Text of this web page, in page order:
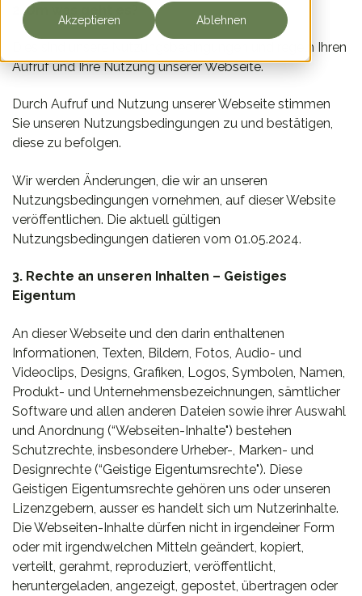
Akzeptieren Ablehnen
2. Um was geht es?
Dies sind unsere Nutzungsbedingungen und regeln Ihren
Aufruf und Ihre Nutzung unserer Webseite.
Durch Aufruf und Nutzung unserer Webseite stimmen
Sie unseren Nutzungsbedingungen zu und bestätigen,
diese zu befolgen.
Wir werden Änderungen, die wir an unseren
Nutzungsbedingungen vornehmen, auf dieser Website
veröffentlichen. Die aktuell gültigen
Nutzungsbedingungen datieren vom 01.05.2024.
3. Rechte an unseren Inhalten – Geistiges
Eigentum
An dieser Webseite und den darin enthaltenen
Informationen, Texten, Bildern, Fotos, Audio- und
Videoclips, Designs, Grafiken, Logos, Symbolen, Namen,
Produkt- und Unternehmensbezeichnungen, sämtlicher
Software und allen anderen Dateien sowie ihrer Auswahl
und Anordnung (“Webseiten-Inhalte") bestehen
Schutzrechte, insbesondere Urheber-, Marken- und
Designrechte (“Geistige Eigentumsrechte"). Diese
Geistigen Eigentumsrechte gehören uns oder unseren
Lizenzgebern, ausser es handelt sich um Nutzerinhalte.
Die Webseiten-Inhalte dürfen nicht in irgendeiner Form
oder mit irgendwelchen Mitteln geändert, kopiert,
verteilt, gerahmt, reproduziert, veröffentlicht,
heruntergeladen, angezeigt, gepostet, übertragen oder